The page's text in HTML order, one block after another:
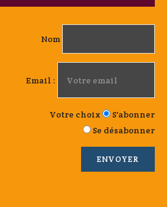
Nom
Email :
Votre choix
S'abonner
Se désabonner